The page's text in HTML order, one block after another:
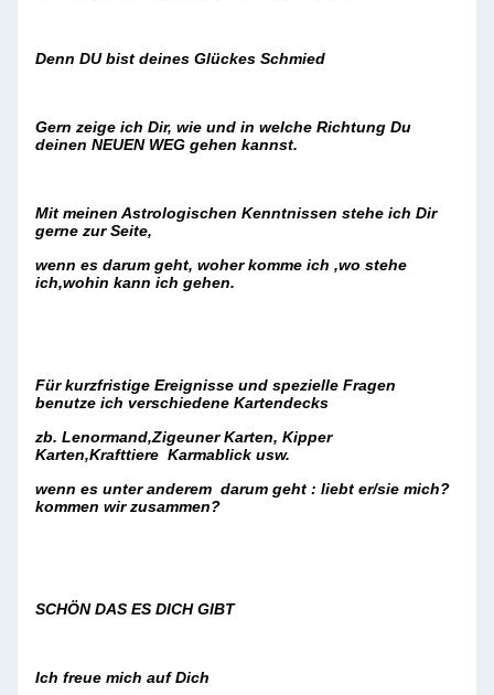
Denn DU bist deines Glückes Schmied
Gern zeige ich Dir, wie und in welche Richtung Du
deinen NEUEN WEG gehen kannst.
Mit meinen Astrologischen Kenntnissen stehe ich Dir
gerne zur Seite,
wenn es darum geht, woher komme ich ,wo stehe
ich,wohin kann ich gehen.
Für kurzfristige Ereignisse und spezielle Fragen
benutze ich verschiedene Kartendecks
zb. Lenormand,Zigeuner Karten, Kipper
Karten,Krafttiere Karmablick usw.
wenn es unter anderem darum geht : liebt er/sie mich?
kommen wir zusammen?
SCHÖN DAS ES DICH GIBT
Ich freue mich auf Dich